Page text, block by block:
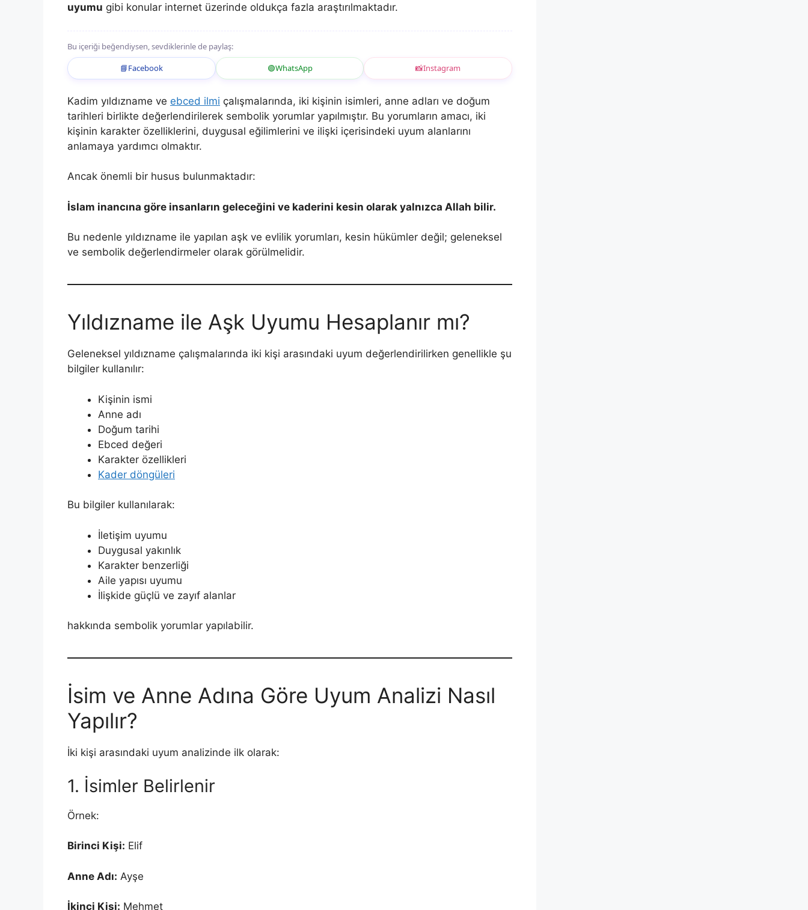
uyumu gibi konular internet üzerinde oldukça fazla araştırılmaktadır.
Bu içeriği beğendiysen, sevdiklerinle de paylaş:
📘Facebook 🟢WhatsApp 📸Instagram
Kadim yıldızname ve ebced ilmi çalışmalarında, iki kişinin isimleri, anne adları ve doğum
tarihleri birlikte değerlendirilerek sembolik yorumlar yapılmıştır. Bu yorumların amacı, iki
kişinin karakter özelliklerini, duygusal eğilimlerini ve ilişki içerisindeki uyum alanlarını
anlamaya yardımcı olmaktır.
Ancak önemli bir husus bulunmaktadır:
İslam inancına göre insanların geleceğini ve kaderini kesin olarak yalnızca Allah bilir.
Bu nedenle yıldızname ile yapılan aşk ve evlilik yorumları, kesin hükümler değil; geleneksel
ve sembolik değerlendirmeler olarak görülmelidir.
Yıldızname ile Aşk Uyumu Hesaplanır mı?
Geleneksel yıldızname çalışmalarında iki kişi arasındaki uyum değerlendirilirken genellikle şu
bilgiler kullanılır:
Kişinin ismi
Anne adı
Doğum tarihi
Ebced değeri
Karakter özellikleri
Kader döngüleri
Bu bilgiler kullanılarak:
İletişim uyumu
Duygusal yakınlık
Karakter benzerliği
Aile yapısı uyumu
İlişkide güçlü ve zayıf alanlar
hakkında sembolik yorumlar yapılabilir.
İsim ve Anne Adına Göre Uyum Analizi Nasıl
Yapılır?
İki kişi arasındaki uyum analizinde ilk olarak:
1. İsimler Belirlenir
Örnek:
Birinci Kişi: Elif
Anne Adı: Ayşe
İkinci Kişi: Mehmet